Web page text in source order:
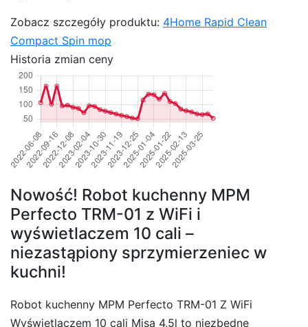
Zobacz szczegóły produktu: 4Home Rapid Clean
Compact Spin mop
Historia zmian ceny
Nowość! Robot kuchenny MPM
Perfecto TRM-01 z WiFi i
wyświetlaczem 10 cali –
niezastąpiony sprzymierzeniec w
kuchni!
Robot kuchenny MPM Perfecto TRM-01 Z WiFi
Wyświetlaczem 10 cali Misą 4,5l to niezbędne